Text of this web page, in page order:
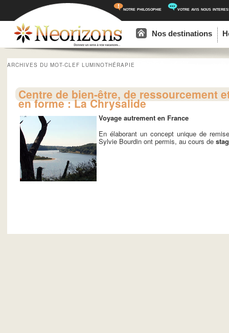
notre philosophie votre avis nous
Aller au contenu principal
Aller au contenu secondaire
Nos destinations
ARCHIVES DU MOT-CLEF LUMINOTHÉRAPIE
Centre de bien-être, de ressourcement
en forme : La Chrysalide
Voyage autrement en France
En élaborant un concept unique de
Sylvie Bourdin ont permis, au cours de